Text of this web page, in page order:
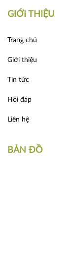
GIỚI THIỆU
Trang chủ
Giới thiệu
Tin tức
Hỏi đáp
Liên hệ
BẢN ĐỒ